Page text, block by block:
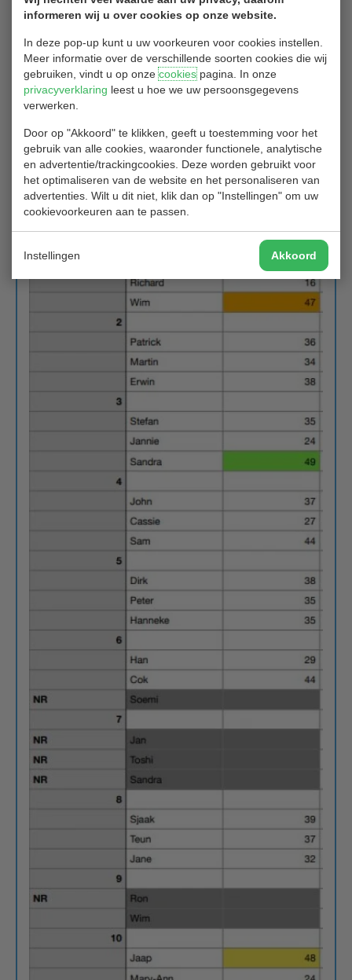
informeren wij u over cookies op onze website.
In deze pop-up kunt u uw voorkeuren voor cookies instellen.
Meer informatie over de verschillende soorten cookies die wij
gebruiken, vindt u op onzecookiespagina. In onze
privacyverklaring leest u hoe we uw persoonsgegevens
verwerken.
Door op "Akkoord" te klikken, geeft u toestemming voor het
gebruik van alle cookies, waaronder functionele, analytische
en advertentie/trackingcookies. Deze worden gebruikt voor
het optimaliseren van de website en het personaliseren van
advertenties. Wilt u dit niet, klik dan op "Instellingen" om uw
cookievoorkeuren aan te passen.
Instellingen Akkoord
Mijn flightgenoten vielen ook in de prijzen want Jannie had de
Longest op hole 3 en Stefan had de neary op hole 9. Patrick won
de longest op hole 3.
Al met al toch een geslaagde plezierige dag en het was fijn om na
afloop met elkaar weer gezellig iets te kunnen drinken al werkte
het weer niet echt mee. Ik kan iedereen aanraden om met een
funwedstrijd in het weekeinde mee te spelen.
Sandra van Dongen
De uitslagen, met veel "No returns" en leuke scores: